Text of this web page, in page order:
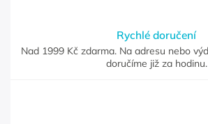
Rychlé doručení
Nad 1999 Kč zdarma. Na adresu nebo
doručíme již za hodinu.